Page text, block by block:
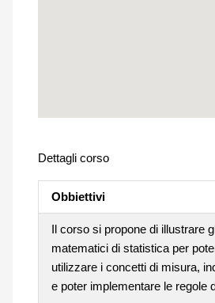
Dettagli corso
Obbiettivi
Il corso si propone di illustrare
matematici di statistica per
utilizzare i concetti di misura,
e poter implementare le regole